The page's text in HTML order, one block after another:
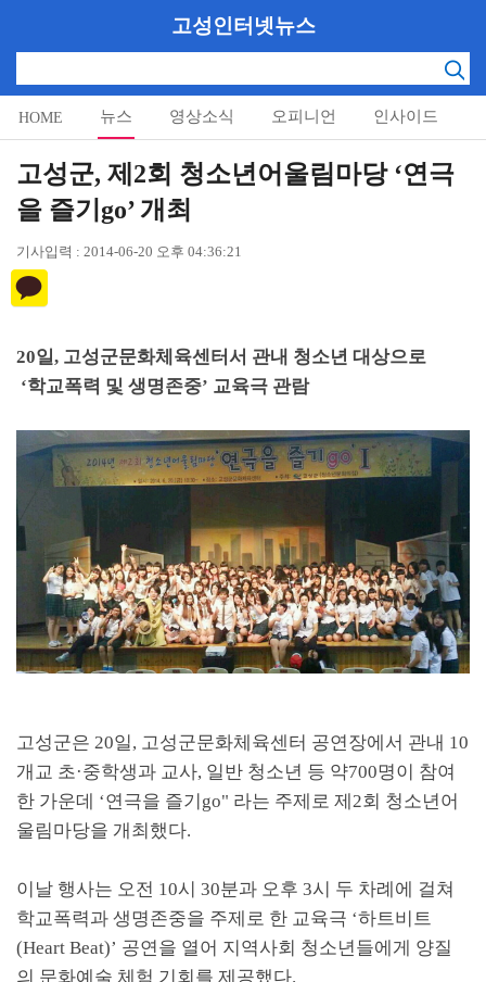
고성인터넷뉴스
HOME 뉴스 영상소식 오피니언 인사이드
알림마당
고성군, 제2회 청소년어울림마당 ‘연극
을 즐기go’ 개최
기사입력 : 2014-06-20 오후 04:36:21
20일, 고성군문화체육센터서 관내 청소년 대상으로
‘학교폭력 및 생명존중’ 교육극 관람
고성군은 20일, 고성군문화체육센터 공연장에서 관내 10
개교 초·중학생과 교사, 일반 청소년 등 약700명이 참여
한 가운데 ‘연극을 즐기 go" 라는 주제로 제2회 청소년어
울림마당을 개최했다.
이날 행사는 오전 10시 30분과 오후 3시 두 차례에 걸쳐
학교폭력과 생명존중을 주제로 한 교육극 ‘하트비트
(Heart Beat)’ 공연을 열어 지역사회 청소년들에게 양질
의 문화예술 체험 기회를 제공했다.